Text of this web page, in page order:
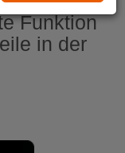
Funktion
in der